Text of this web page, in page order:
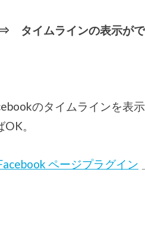
タイムラインの表示が
のタイムラインを表
。
ページプラグイン